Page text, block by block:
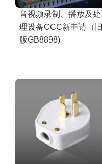
音视频录制、播放及处
理设备CCC新申请（旧
版GB8898)